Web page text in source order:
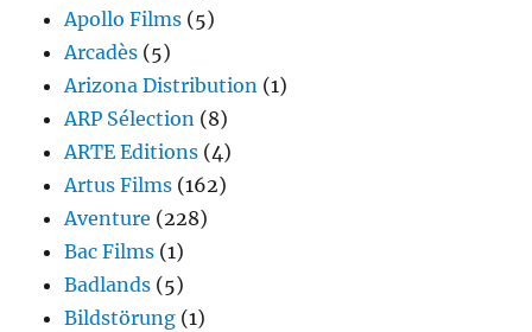
Apollo Films (5)
Arcadès (5)
Arizona Distribution (1)
ARP Sélection (8)
ARTE Editions (4)
Artus Films (162)
Aventure (228)
Bac Films (1)
Badlands (5)
Bildstörung (1)